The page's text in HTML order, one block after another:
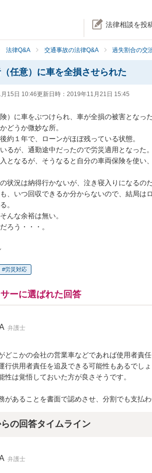
法律相談を投
法律Q&A 交通事故の法律Q&A 過失割合の交
任意）に車を全損させられた
15日 10:46更新日時： 2019年11月21日 15:45
）に車をぶつけられ、車が全損の被害となっ
どうか微妙な所。
約１年で、ローンがほぼ残っている状態。
るが、通勤途中だったので労災適用となった。
となるが、そうなると自分の車両保険を使い
状況は納得行かないが、泣き寝入りになるの
、いつ回収できるか分からないので、結局は
。
んな余裕は無い。
ろう・・・。
労災対応
ーに選ばれた回答
弁護士
どこかの会社の営業車などであれば使用者責
行供用者責任を追及できる可能性もあるでし
性は覚悟しておいた方が良さそうです。
があることを書面で認めさせ、分割でも支払わ
の回答タイムライン
弁護士